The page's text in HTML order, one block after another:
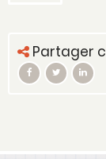
Partager